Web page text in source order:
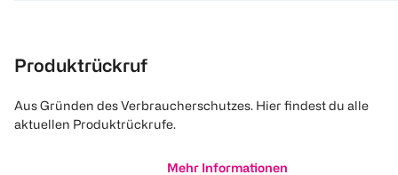
Produktrückruf
Aus Gründen des Verbraucherschutzes. Hier findest du alle
aktuellen Produktrückrufe.
Mehr Informationen